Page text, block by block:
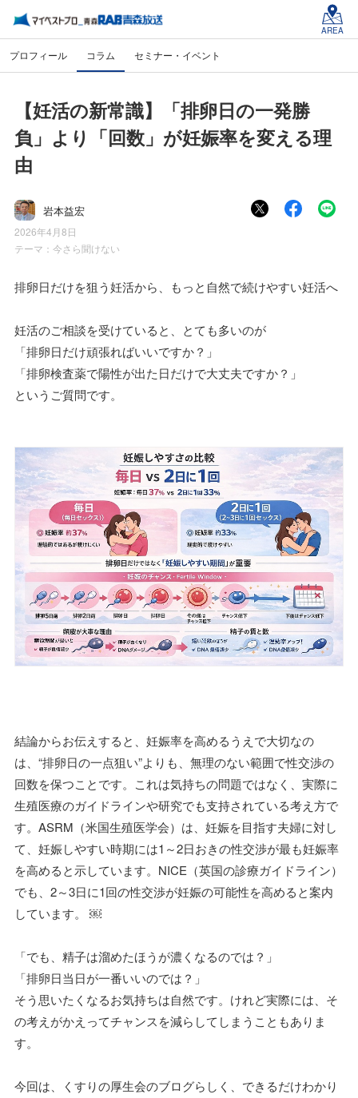
AREA
プロフィール コラム セミナー・イベント
【妊活の新常識】「排卵日の一発勝
負」より「回数」が妊娠率を変える理
由
岩本益宏
2026年4月8日
テーマ： 今さら聞けない
排卵日だけを狙う妊活から、もっと自然で続けやすい妊活へ
妊活のご相談を受けていると、とても多いのが
「排卵日だけ頑張ればいいですか？」
「排卵検査薬で陽性が出た日だけで大丈夫ですか？」
というご質問です。
結論からお伝えすると、妊娠率を高めるうえで大切なの
は、“排卵日の一点狙い”よりも、無理のない範囲で性交渉の
回数を保つことです。これは気持ちの問題ではなく、実際に
生殖医療のガイドラインや研究でも支持されている考え方で
す。ASRM（米国生殖医学会）は、妊娠を目指す夫婦に対し
て、妊娠しやすい時期には1～2日おきの性交渉が最も妊娠率
を高めると示しています。NICE（英国の診療ガイドライン）
でも、2～3日に1回の性交渉が妊娠の可能性を高めると案内
しています。 ￼
「でも、精子は溜めたほうが濃くなるのでは？」
「排卵日当日が一番いいのでは？」
そう思いたくなるお気持ちは自然です。けれど実際には、そ
の考えがかえってチャンスを減らしてしまうこともありま
す。
今回は、くすりの厚生会のブログらしく、できるだけわかり